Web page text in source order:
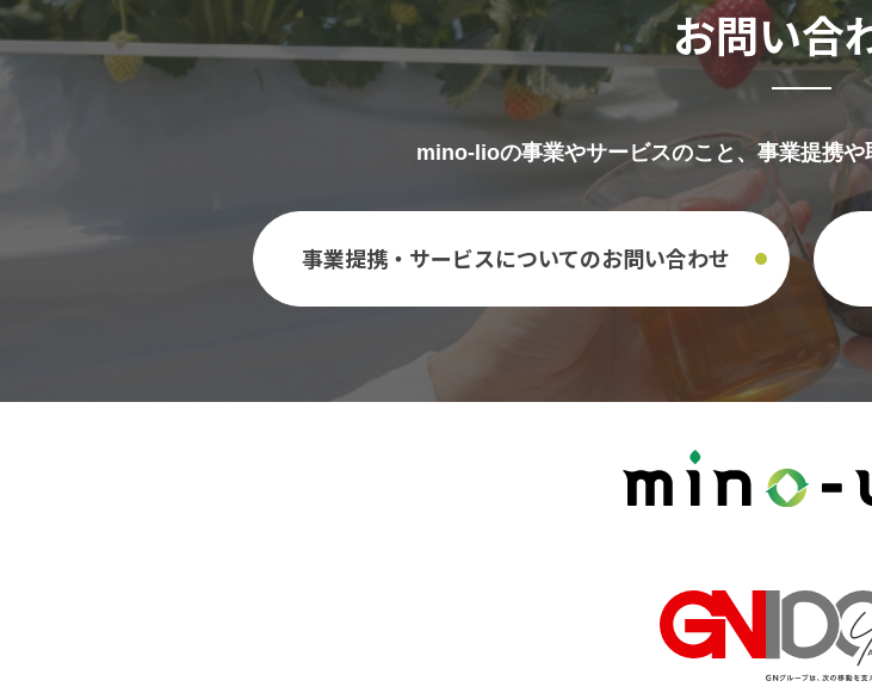
お問い合
mino-lioの事業やサービスのこと、事業提携
事業提携・サービスについてのお問い合わせ